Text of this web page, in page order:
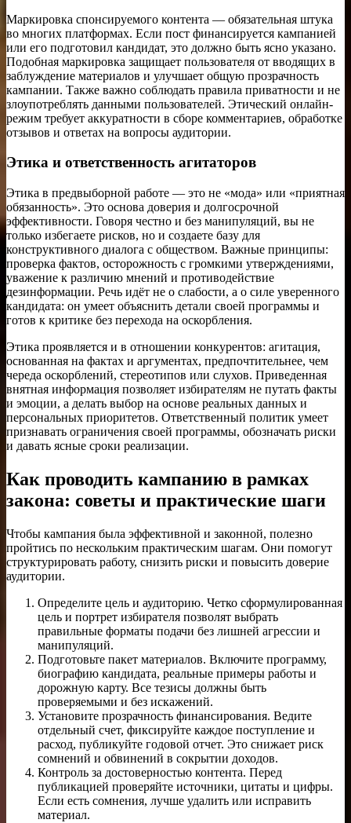
Маркировка спонсируемого контента — обязательная штука
во многих платформах. Если пост финансируется кампанией
или его подготовил кандидат, это должно быть ясно указано.
Подобная маркировка защищает пользователя от вводящих в
заблуждение материалов и улучшает общую прозрачность
кампании. Также важно соблюдать правила приватности и не
злоупотреблять данными пользователей. Этический онлайн-
режим требует аккуратности в сборе комментариев, обработке
отзывов и ответах на вопросы аудитории.
Этика и ответственность агитаторов
Этика в предвыборной работе — это не «мода» или «приятная
обязанность». Это основа доверия и долгосрочной
эффективности. Говоря честно и без манипуляций, вы не
только избегаете рисков, но и создаете базу для
конструктивного диалога с обществом. Важные принципы:
проверка фактов, осторожность с громкими утверждениями,
уважение к различию мнений и противодействие
дезинформации. Речь идёт не о слабости, а о силе уверенного
кандидата: он умеет объяснить детали своей программы и
готов к критике без перехода на оскорбления.
Этика проявляется и в отношении конкурентов: агитация,
основанная на фактах и аргументах, предпочтительнее, чем
череда оскорблений, стереотипов или слухов. Приведенная
внятная информация позволяет избирателям не путать факты
и эмоции, а делать выбор на основе реальных данных и
персональных приоритетов. Ответственный политик умеет
признавать ограничения своей программы, обозначать риски
и давать ясные сроки реализации.
Как проводить кампанию в рамках
закона: советы и практические шаги
Чтобы кампания была эффективной и законной, полезно
пройтись по нескольким практическим шагам. Они помогут
структурировать работу, снизить риски и повысить доверие
аудитории.
Определите цель и аудиторию. Четко сформулированная
цель и портрет избирателя позволят выбрать
правильные форматы подачи без лишней агрессии и
манипуляций.
Подготовьте пакет материалов. Включите программу,
биографию кандидата, реальные примеры работы и
дорожную карту. Все тезисы должны быть
проверяемыми и без искажений.
Установите прозрачность финансирования. Ведите
отдельный счет, фиксируйте каждое поступление и
расход, публикуйте годовой отчет. Это снижает риск
сомнений и обвинений в сокрытии доходов.
Контроль за достоверностью контента. Перед
публикацией проверяйте источники, цитаты и цифры.
Если есть сомнения, лучше удалить или исправить
материал.